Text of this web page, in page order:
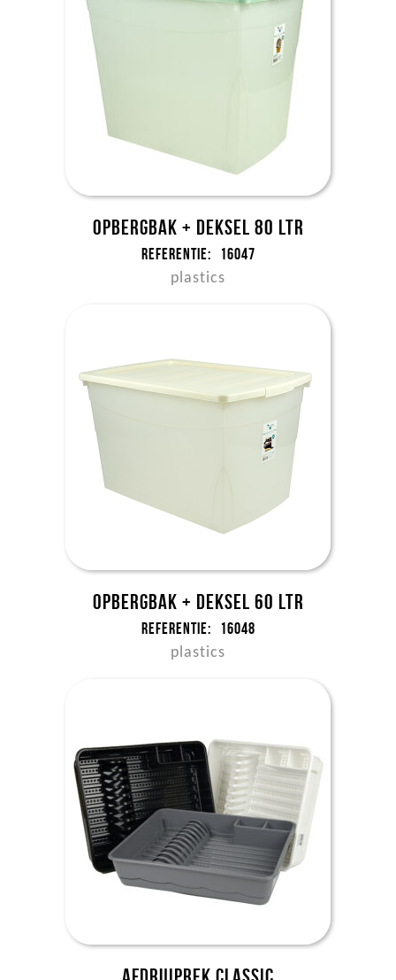
Opbergbak + deksel 80 ltr
Referentie: 16047
plastics
Opbergbak + deksel 60 ltr
Referentie: 16048
plastics